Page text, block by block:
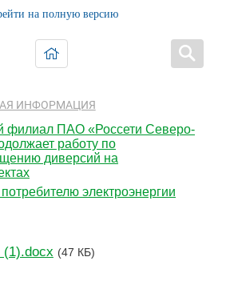
на полную версию
ИНФОРМАЦИЯ
филиал ПАО «Россети Северо-
работу по
диверсий на
электроэнергии
(47 КБ)